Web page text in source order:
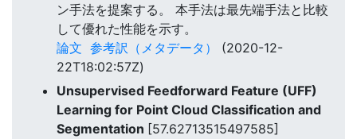
ン手法を提案する。 本手法は最先端手法と比較
して優れた性能を示す。
論文 参考訳（メタデータ）
(2020-12-
22T18:02:57Z)
Unsupervised Feedforward Feature (UFF)
Learning for Point Cloud Classification and
Segmentation [57.62713515497585]